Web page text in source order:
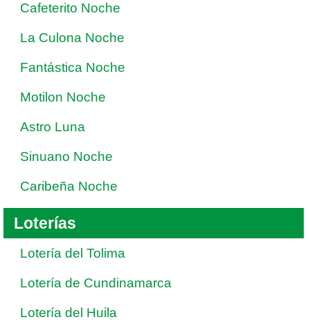
Cafeterito Noche
La Culona Noche
Fantástica Noche
Motilon Noche
Astro Luna
Sinuano Noche
Caribeña Noche
Loterías
Lotería del Tolima
Lotería de Cundinamarca
Lotería del Huila